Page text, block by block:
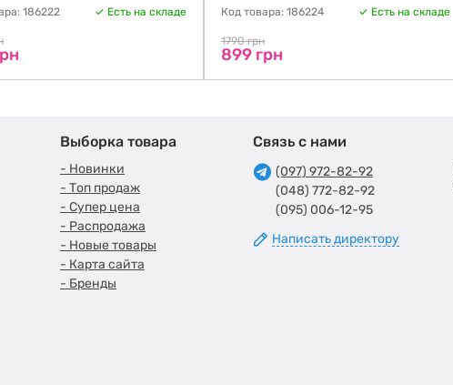
186222 Есть на складе Код товара: 186224 Есть на складе
1790 грн
899 грн
Выборка товара
- Новинки
- Топ продаж
- Супер цена
- Распродажа
- Новые товары
- Карта сайта
- Бренды
Связь с нами
(097) 972-82-92
(048) 772-82-92
(095) 006-12-95
Написать директору